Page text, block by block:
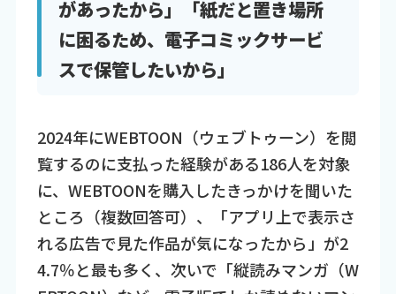
があったから」「紙だと置き場所
に困るため、電子コミックサービ
スで保管したいから」
2024年にWEBTOON（ウェブトゥーン）を閲
覧するのに支払った経験がある186人を対象
に、WEBTOONを購入したきっかけを聞いた
ところ（複数回答可）、「アプリ上で表示さ
れる広告で見た作品が気になったから」が2
4.7％と最も多く、次いで「縦読みマンガ（W